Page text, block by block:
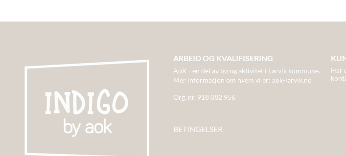
ARBEID OG KVALIFISERING
AoK - en del av bo og aktivitet i Larvik kommune.
Mer informasjon om hvem vi er: aok-larvik.no
Org. nr. 918 082 956
BETINGELSER
Har